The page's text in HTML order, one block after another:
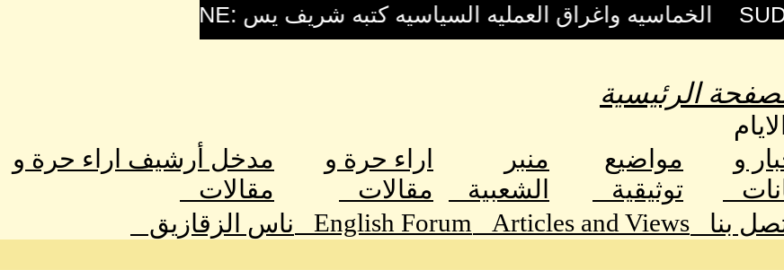
الرئيسية
الايام
و
مواضيع
توثيقية
منبر
الشعبية
اراء حرة و
مقالات
مدخل أرشيف اراء حرة و
مقالات
بنا Articles and Views
English Forum
ناس الزقازيق